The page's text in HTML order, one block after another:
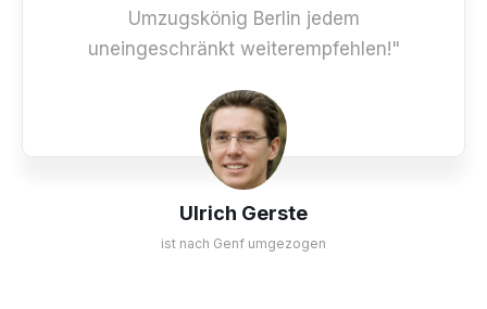
Ulrich Gerste
ist nach Genf umgezogen
Umzugskönig Berlin jedem
uneingeschränkt weiterempfehlen!"